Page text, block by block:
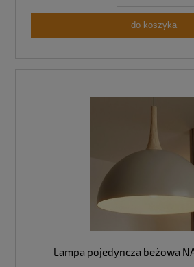
do koszyka
Lampa pojedyncza beżowa